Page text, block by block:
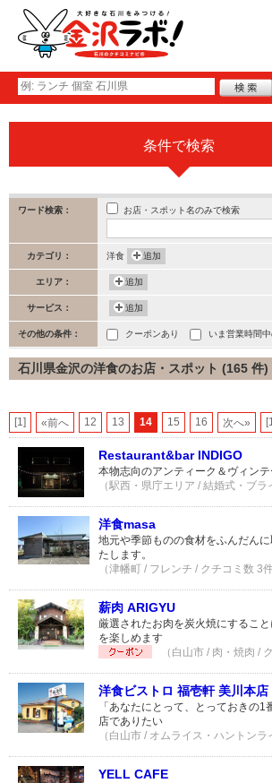
条件で検索
ワード検索： お店・スポット名のみで検索
カテゴリ： 洋食 追加
エリア： 追加
サービス： 追加
その他の条件： クーポンあり いま営業時間
石川県金沢の洋食のお店・スポット (165 件)
[1] «前へ 12 13 14 15 16 次へ»
Restaurant&bar INDIGO
本物志向のアンティーク＆ヴィン
（駅西・県庁エリア / 結婚式・ブラ
洋食masa
地元や季節ものの食材をふんだん
たします。
（津幡町 / フレンチ / クチコミ数 3件
薪肉 ARIGYU
厳選されたお肉を炭火焼にするこ
を楽しめます
（白山市 / 肉・焼肉 /
洋食ビストロ 福壱軒 美川本店
「あなたにとって、とっておきの
店でありたい
（白山市 / オムライス・ハントンラ
YELL CAFE